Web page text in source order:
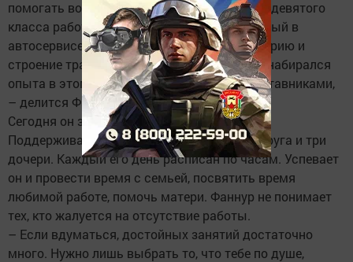
помогать во всем, набирался опыта. После девятого
класса работал с Анваром абый, Раушан абый в
автосервисе. А на курсах в СПТУ изучил теорию и
строение трактора, автомобилей. Учился и набирался
опыта в этом деле рядом со старшими наставниками,
– делится Фаннур.
Сегодня он занят своим любимым делом.
Поддерживают его во всех начинаниях супруга и три
дочери. Каждый его день расписан по часам. Успевает
он и провести время с семьей, посвятить время
любимой работе, помочь матери. Фаннур не понимает
тех, кто жалуется на отсутствие работы.
– Если вдуматься, достойных занятий достаточно
много. Нужно лишь выбрать то, что тебе по душе,